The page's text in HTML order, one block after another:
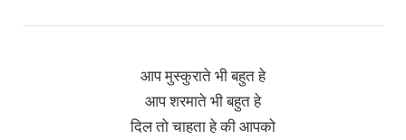
आप मुस्कुराते भी बहुत हे
आप शरमाते भी बहुत हे
दिल तो चाहता हे की आपको